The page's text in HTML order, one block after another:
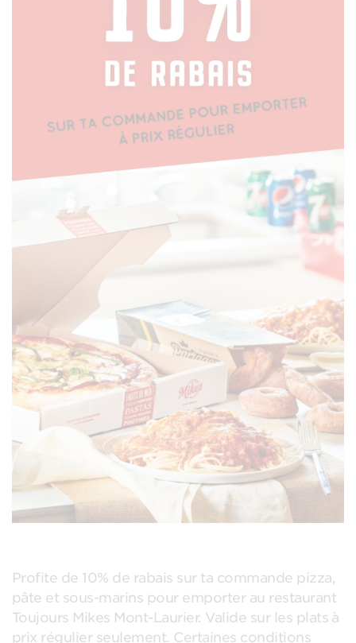
Profite de 10% de rabais sur ta commande pizza,
pâte et sous-marins pour emporter au restaurant
Toujours Mikes Mont-Laurier. Valide sur les plats à
prix régulier seulement. Certaines conditions